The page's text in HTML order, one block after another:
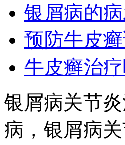
银屑病的
预防牛皮
牛皮癣治
银屑病关节
病，银屑病